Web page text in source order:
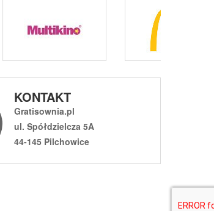
KONTAKT
Gratisownia.pl
ul. Spółdzielcza 5A
44-145 Pilchowice